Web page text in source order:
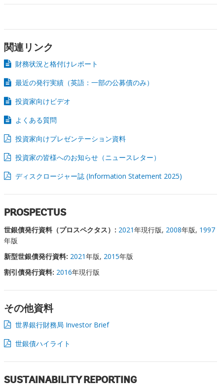
関連リンク
財務状況と格付けレポート
最近の発行実績（英語：一部の公募債のみ）
投資家向けビデオ
よくある質問
投資家向けプレゼンテーション資料
投資家の皆様へのお知らせ（ニュースレター）
ディスクロージャー誌 (Information Statement 2025)
PROSPECTUS
世銀債発行資料（プロスペクタス）: 2021年現行版, 2008年版, 1997
年版
新型世銀債発行資料: 2021年版, 2015年版
割引債発行資料: 2016年現行版
その他資料
世界銀行財務局 Investor Brief
世銀債ハイライト
SUSTAINABILITY REPORTING